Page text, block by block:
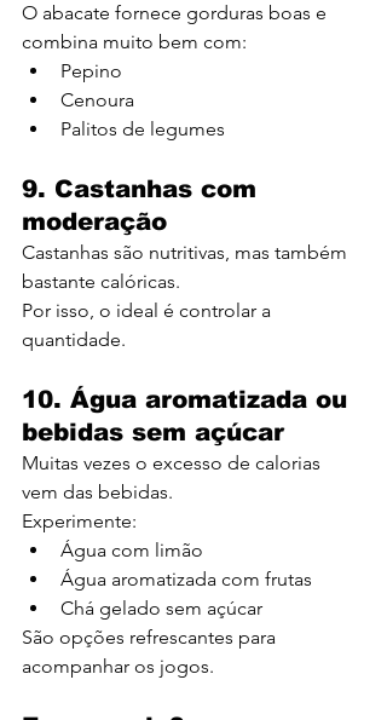
O abacate fornece gorduras boas e
combina muito bem com:
Pepino
Cenoura
Palitos de legumes
9. Castanhas com
moderação
Castanhas são nutritivas, mas também
bastante calóricas.
Por isso, o ideal é controlar a
quantidade.
10. Água aromatizada ou
bebidas sem açúcar
Muitas vezes o excesso de calorias
vem das bebidas.
Experimente:
Água com limão
Água aromatizada com frutas
Chá gelado sem açúcar
São opções refrescantes para
acompanhar os jogos.